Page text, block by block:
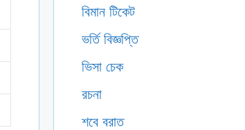
বিমান টিকেট
ভর্তি বিজ্ঞপ্তি
ভিসা চেক
রচনা
শবে বরাত